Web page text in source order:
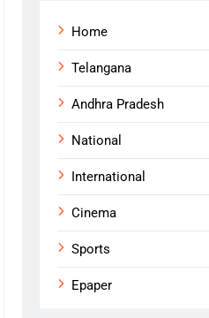
Home
Telangana
Andhra Pradesh
National
International
Cinema
Sports
Epaper